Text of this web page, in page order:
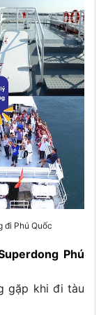
đi Phú Quốc
Phú
gặp khi đi tàu